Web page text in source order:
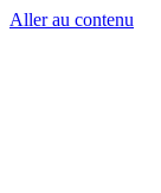
Aller au contenu